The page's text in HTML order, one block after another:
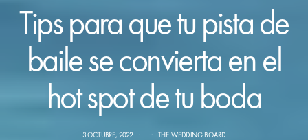
Tips para que tu pista de
baile se convierta en el
hot spot de tu boda
3 OCTUBRE, 2022 THE WEDDING BOARD